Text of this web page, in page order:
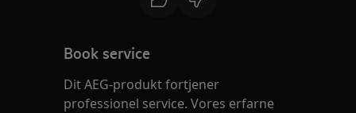
Book service
Dit AEG-produkt fortjener
professionel service. Vores erfarne